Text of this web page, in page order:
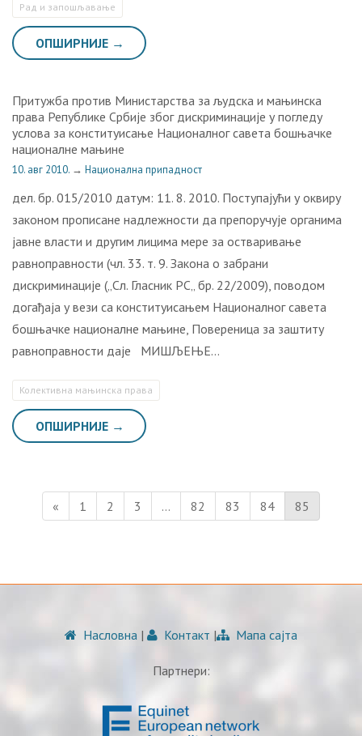
Рaд и зaпoшљaвaњe
ОПШИРНИЈЕ →
Притужба против Министарства за људска и мањинска
права Републике Србије због дискриминације у погледу
услова за конституисање Националног савета бошњачке
националне мањине
10. авг 2010. → Национална припадност
дел. бр. 015/2010 датум: 11. 8. 2010. Поступајући у оквиру
законом прописане надлежности да препоручује органима
јавне власти и другим лицима мере за остваривање
равноправности (чл. 33. т. 9. Закона о забрани
дискриминације („Сл. Гласник РС„ бр. 22/2009), поводом
догађаја у вези са конституисањем Националног савета
бошњачке националне мањине, Повереница за заштиту
равноправности даје МИШЉЕЊЕ…
Колективна мањинска права
ОПШИРНИЈЕ →
« 1 2 3 … 82 83 84 85
Насловна | Контакт | Мапа сајта
Партнери: